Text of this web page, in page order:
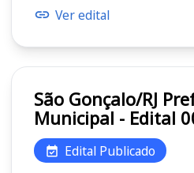
Ver edital
São Gonçalo/RJ Prefeitura
Municipal - Edital
Edital Publicado